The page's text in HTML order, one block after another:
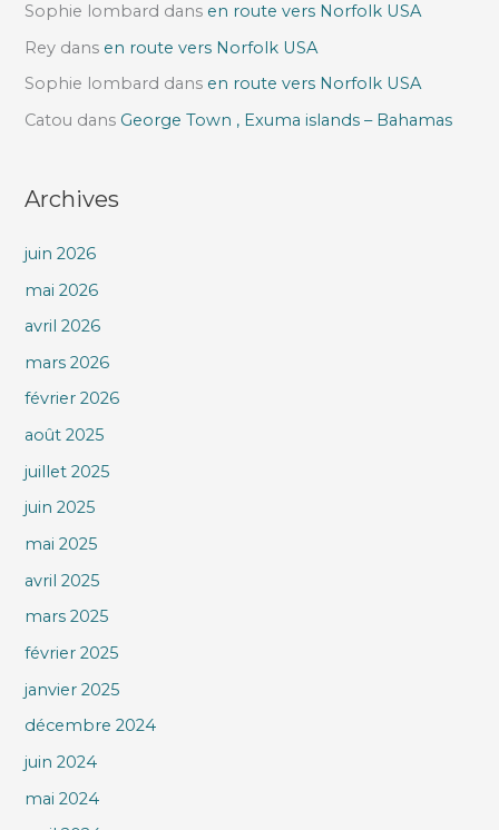
Sophie lombard dans en route vers Norfolk USA
Rey dans en route vers Norfolk USA
Sophie lombard dans en route vers Norfolk USA
Catou dans George Town , Exuma islands – Bahamas
Archives
juin 2026
mai 2026
avril 2026
mars 2026
février 2026
août 2025
juillet 2025
juin 2025
mai 2025
avril 2025
mars 2025
février 2025
janvier 2025
décembre 2024
juin 2024
mai 2024